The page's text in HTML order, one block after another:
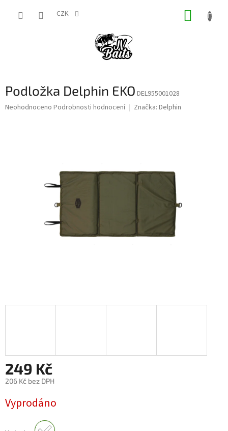
CZK
Podložka Delphin EKO DEL955001028
Průměrné
Neohodnoceno Podrobnosti hodnocení Značka: Delphin
249 Kč
206 Kč bez DPH
cena:
Vyprodáno